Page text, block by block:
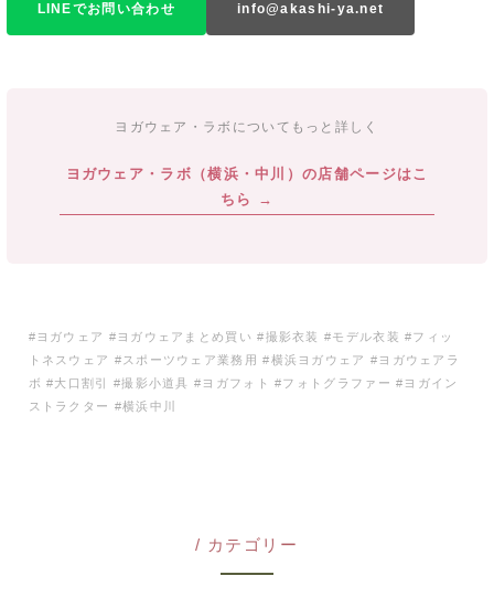
LINEでお問い合わせ info@akashi-ya.net
ヨガウェア・ラボについてもっと詳しく
ヨガウェア・ラボ（横浜・中川）の店舗ページはこ
ちら →
#ヨガウェア #ヨガウェアまとめ買い #撮影衣装 #モデル衣装 #フィッ
トネスウェア #スポーツウェア業務用 #横浜ヨガウェア #ヨガウェアラ
ボ #大口割引 #撮影小道具 #ヨガフォト #フォトグラファー #ヨガイン
ストラクター #横浜中川
カテゴリー